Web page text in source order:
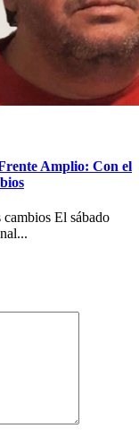
Amplio: Con el
El sábado